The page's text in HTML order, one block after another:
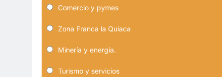
Comercio y pymes
Zona Franca la Quiaca
Minería y energía.
Turismo y servicios